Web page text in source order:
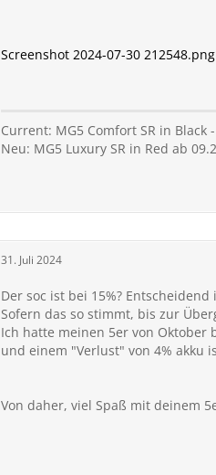
Screenshot 2024-07-30 212548.png
Current: MG5 Comfort SR in Black
Neu: MG5 Luxury SR in Red ab
31. Juli 2024
Der soc ist bei 15%?
Sofern das so stimmt, bis zur
Ich hatte meinen 5er von Oktober
und einem "Verlust" von 4% akku
Von daher, viel Spaß mit deinem